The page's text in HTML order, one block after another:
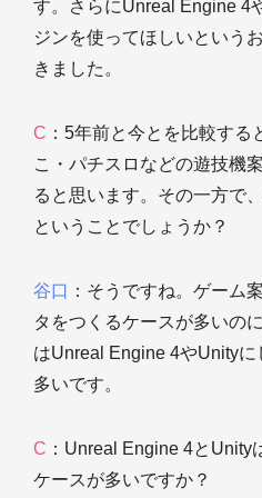
す。さらにUnreal Engine 4
ジンを使ってほしいという
きました。
C ：5年前と今とを比較す
こ・パチスロなどの遊技機
ると思います。その一方で
ということでしょうか？
谷口 ：そうですね。ゲーム
タをつくるケースが多いの
はUnreal Engine 4やUnity
多いです。
C ：Unreal Engine 4とUnity
ケースが多いですか？